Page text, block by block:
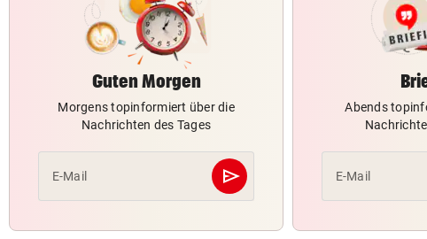
Guten Morgen
Morgens topinformiert über die
Nachrichten des Tages
E-Mail send
Abschicken
Abends
E-Mail